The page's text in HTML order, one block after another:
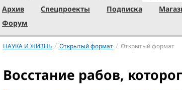
Архив
Спецпроекты Подписка
Форум
НАУКА И ЖИЗНЬ / Открытый формат / Открытый формат
Восстание рабов,